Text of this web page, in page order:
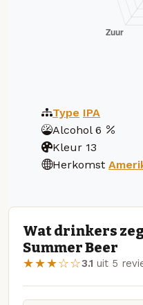
Type IPA
Alcohol 6
Kleur 13
Herkomst
Wat drinkers
Summer Beer
★★★☆☆3.1 uit 5